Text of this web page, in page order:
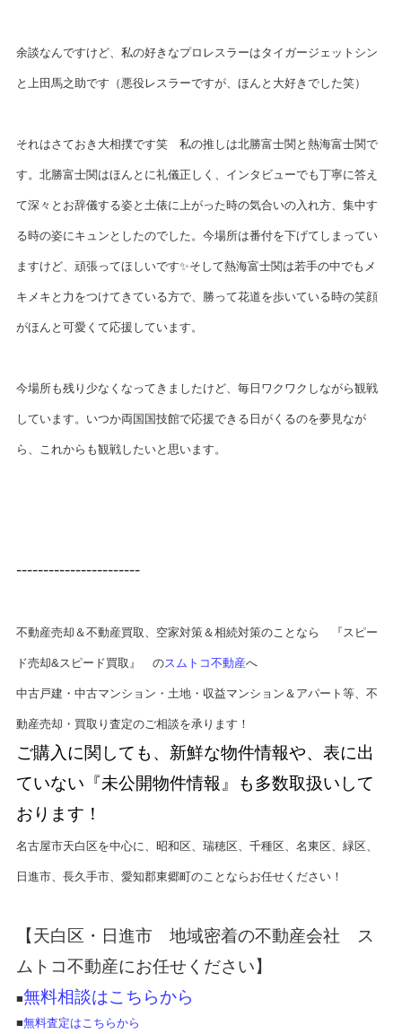
余談なんですけど、私の好きなプロレスラーはタイガージェットシン
と上田馬之助です（悪役レスラーですが、ほんと大好きでした笑）
それはさておき大相撲です笑 私の推しは北勝富士関と熱海富士関で
す。北勝富士関はほんとに礼儀正しく、インタビューでも丁寧に答え
て深々とお辞儀する姿と土俵に上がった時の気合いの入れ方、集中す
る時の姿にキュンとしたのでした。今場所は番付を下げてしまってい
ますけど、頑張ってほしいです✨そして熱海富士関は若手の中でもメ
キメキと力をつけてきている方で、勝って花道を歩いている時の笑顔
がほんと可愛くて応援しています。
今場所も残り少なくなってきましたけど、毎日ワクワクしながら観戦
しています。いつか両国国技館で応援できる日がくるのを夢見なが
ら、これからも観戦したいと思います。
-----------------------
不動産売却＆不動産買取、空家対策＆相続対策のことなら 『スピー
ド売却&スピード買取』 のスムトコ不動産へ
中古戸建・中古マンション・土地・収益マンション＆アパート等、不
動産売却・買取り査定のご相談を承ります！
ご購入に関しても、新鮮な物件情報や、表に出
ていない『未公開物件情報』も多数取扱いして
おります！
名古屋市天白区を中心に、昭和区、瑞穂区、千種区、名東区、緑区、
日進市、長久手市、愛知郡東郷町のことならお任せください！
【天白区・日進市 地域密着の不動産会社 ス
ムトコ不動産にお任せください】
■無料相談はこちらから
■無料査定はこちらから